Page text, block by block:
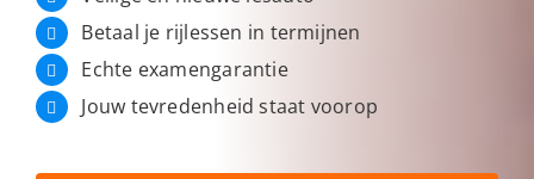
Betaal je rijlessen in termijnen
Echte examengarantie
Jouw tevredenheid staat voorop